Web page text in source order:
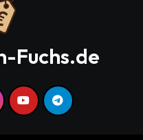
Fuchs.de